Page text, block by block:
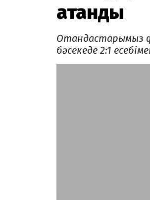
атанды
Отандастарымыз
бәсекеде 2:1